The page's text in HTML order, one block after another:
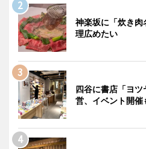
神楽坂に「炊き
理広めたい
四谷に書店「ヨ
営、イベント開催